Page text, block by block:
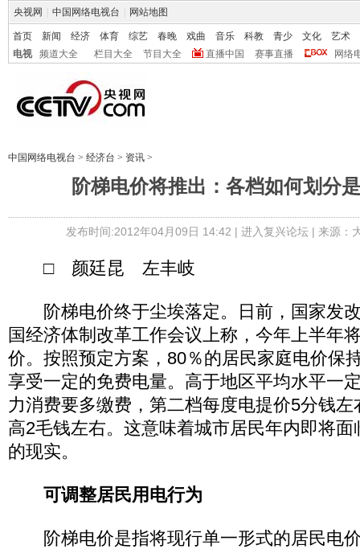
央视网 中国网络电视台 网站地图
首页 新闻 经济 体育 综艺 春晚 戏曲 音乐 科教 青少 文化
艺术
电视
频道大全 栏目大全 节目大全 直播中国 赛事直播 网络
中国网络电视台 > 经济台 > 资讯 >
阶梯电价将推出：各档如何划分
发布时间:2012年04月09日 14:42 | 进入复兴论坛| 来源：
□ 颜廷昆 左丰岐
阶梯电价终于尘埃落定。日前，国家发
国经济体制改革工作会议上称，今年上半年
价。按照预定方案，80％的居民家庭电价保
享受一定的免费电量。高于地区平均水平一
力消费要多缴费，第二档每度电提价5分钱
高2毛钱左右。这意味着城市居民年内即将
的现实。
可调整居民用电行为
阶梯电价是指将现行单一形式的居民电